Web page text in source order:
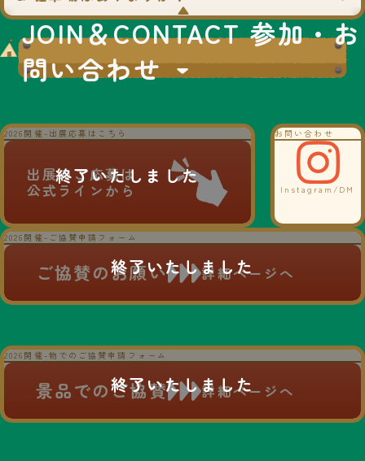
▼
JOIN＆CONTACT 参加・お
問い合わせ
2026開催-出展応募はこちら
出展のご応募は
公式ラインから
お問い合わせ
Instagram/DM
2026開催-ご協賛申請フォーム
ご協賛のお願い 詳細ページへ
2026開催-物でのご協賛申請フォーム
景品でのご協賛 詳細ページへ